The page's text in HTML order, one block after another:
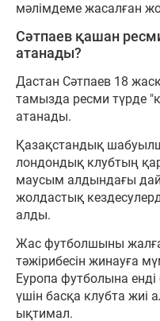
мәлімдеме жасалған
Сәтпаев қашан
атанады?
Дастан Сәтпаев 18
тамызда ресми түрде
атанады.
Қазақстандық
лондондық клубтың
маусым алдындағы
жолдастық
алды.
Жас футболшыны
тәжірибесін жинауға
Еуропа футболына
үшін басқа клубта
ықтимал.